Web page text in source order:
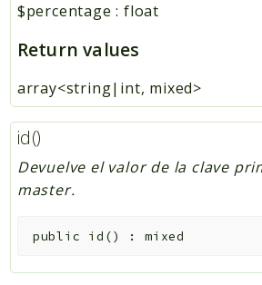
$percentage : float
Return values
array<string|int, mixed>
id()
Devuelve el valor de la clave
master.
public id () :mixed